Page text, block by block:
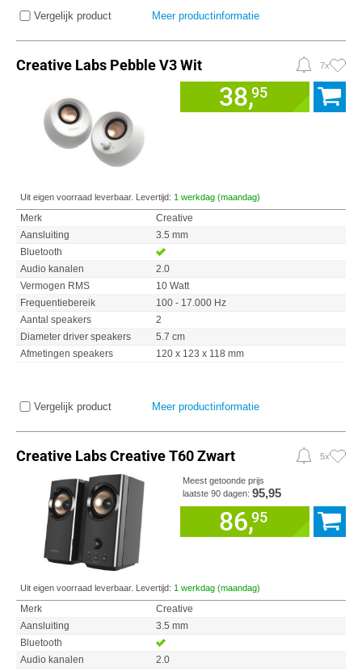
Vergelijk product Meer productinformatie
Creative Labs Pebble V3 Wit 7x
38,95
Uit eigen voorraad leverbaar. Levertijd: 1 werkdag (maandag)
Merk
Creative
Aansluiting
3.5 mm
Bluetooth
Audio kanalen
2.0
Vermogen RMS
10 Watt
Frequentiebereik
100 - 17.000 Hz
Aantal speakers
2
Diameter driver speakers
5.7 cm
Afmetingen speakers
120 x 123 x 118 mm
Vergelijk product Meer productinformatie
Creative Labs Creative T60 Zwart 5x
Meest getoonde prijs
laatste 90 dagen: 95,95
86,95
Uit eigen voorraad leverbaar. Levertijd: 1 werkdag (maandag)
Merk
Creative
Aansluiting
3.5 mm
Bluetooth
Audio kanalen
2.0